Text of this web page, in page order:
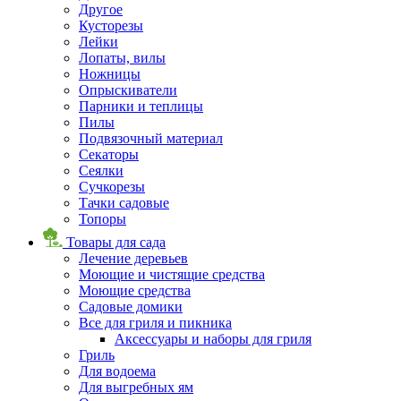
Другое
Кусторезы
Лейки
Лопаты, вилы
Ножницы
Опрыскиватели
Парники и теплицы
Пилы
Подвязочный материал
Секаторы
Сеялки
Сучкорезы
Тачки садовые
Топоры
Товары для сада
Лечение деревьев
Моющие и чистящие средства
Моющие средства
Садовые домики
Все для гриля и пикника
Аксессуары и наборы для гриля
Гриль
Для водоема
Для выгребных ям